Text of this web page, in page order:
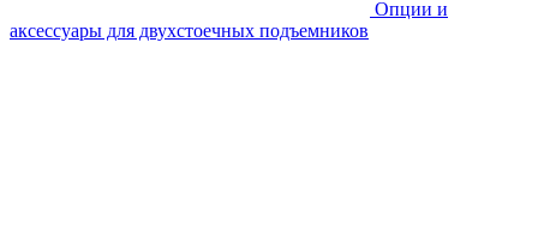
Опции и
аксессуары для двухстоечных подъемников